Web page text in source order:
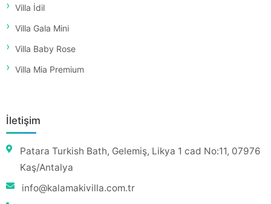
Villa İdil
Villa Gala Mini
Villa Baby Rose
Villa Mia Premium
İletişim
Patara Turkish Bath, Gelemiş, Likya 1 cad No:11, 07976
Kaş/Antalya
info@kalamakivilla.com.tr